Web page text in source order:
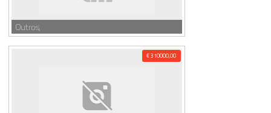
Outros,
€ 310000,00